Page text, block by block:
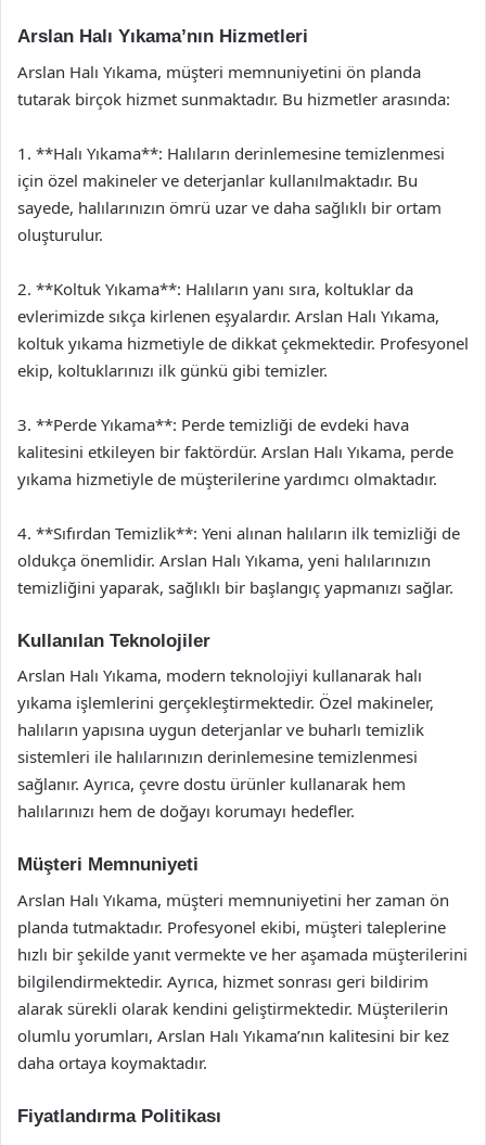
Arslan Halı Yıkama’nın Hizmetleri
Arslan Halı Yıkama, müşteri memnuniyetini ön planda
tutarak birçok hizmet sunmaktadır. Bu hizmetler arasında:
1. **Halı Yıkama**: Halıların derinlemesine temizlenmesi
için özel makineler ve deterjanlar kullanılmaktadır. Bu
sayede, halılarınızın ömrü uzar ve daha sağlıklı bir ortam
oluşturulur.
2. **Koltuk Yıkama**: Halıların yanı sıra, koltuklar da
evlerimizde sıkça kirlenen eşyalardır. Arslan Halı Yıkama,
koltuk yıkama hizmetiyle de dikkat çekmektedir. Profesyonel
ekip, koltuklarınızı ilk günkü gibi temizler.
3. **Perde Yıkama**: Perde temizliği de evdeki hava
kalitesini etkileyen bir faktördür. Arslan Halı Yıkama, perde
yıkama hizmetiyle de müşterilerine yardımcı olmaktadır.
4. **Sıfırdan Temizlik**: Yeni alınan halıların ilk temizliği de
oldukça önemlidir. Arslan Halı Yıkama, yeni halılarınızın
temizliğini yaparak, sağlıklı bir başlangıç yapmanızı sağlar.
Kullanılan Teknolojiler
Arslan Halı Yıkama, modern teknolojiyi kullanarak halı
yıkama işlemlerini gerçekleştirmektedir. Özel makineler,
halıların yapısına uygun deterjanlar ve buharlı temizlik
sistemleri ile halılarınızın derinlemesine temizlenmesi
sağlanır. Ayrıca, çevre dostu ürünler kullanarak hem
halılarınızı hem de doğayı korumayı hedefler.
Müşteri Memnuniyeti
Arslan Halı Yıkama, müşteri memnuniyetini her zaman ön
planda tutmaktadır. Profesyonel ekibi, müşteri taleplerine
hızlı bir şekilde yanıt vermekte ve her aşamada müşterilerini
bilgilendirmektedir. Ayrıca, hizmet sonrası geri bildirim
alarak sürekli olarak kendini geliştirmektedir. Müşterilerin
olumlu yorumları, Arslan Halı Yıkama’nın kalitesini bir kez
daha ortaya koymaktadır.
Fiyatlandırma Politikası